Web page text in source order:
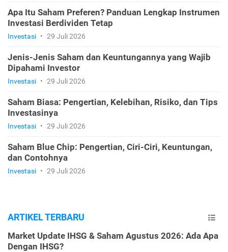
Apa Itu Saham Preferen? Panduan Lengkap Instrumen
Investasi Berdividen Tetap
Investasi • 29 Juli 2026
Jenis-Jenis Saham dan Keuntungannya yang Wajib
Dipahami Investor
Investasi • 29 Juli 2026
Saham Biasa: Pengertian, Kelebihan, Risiko, dan Tips
Investasinya
Investasi • 29 Juli 2026
Saham Blue Chip: Pengertian, Ciri-Ciri, Keuntungan,
dan Contohnya
Investasi • 29 Juli 2026
ARTIKEL TERBARU
Market Update IHSG & Saham Agustus 2026: Ada Apa
Dengan IHSG?